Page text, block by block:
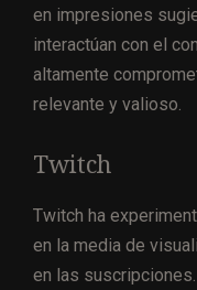
en impresiones
interactúan con el
altamente
relevante y valioso.
Twitch
Twitch ha
en la media de
en las